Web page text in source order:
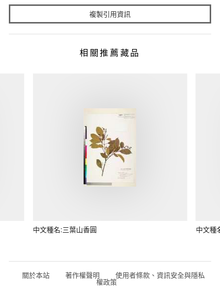
複製引用資訊
相關推薦藏品
中文種名:三葉山香圓 中文種
關於本站 著作權聲明 使用者條款、資訊安全與隱私
權政策